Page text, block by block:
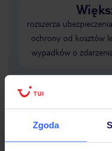
Zgoda
rozszerza
ochrony od kosztów
wypadków o
Sprawdź